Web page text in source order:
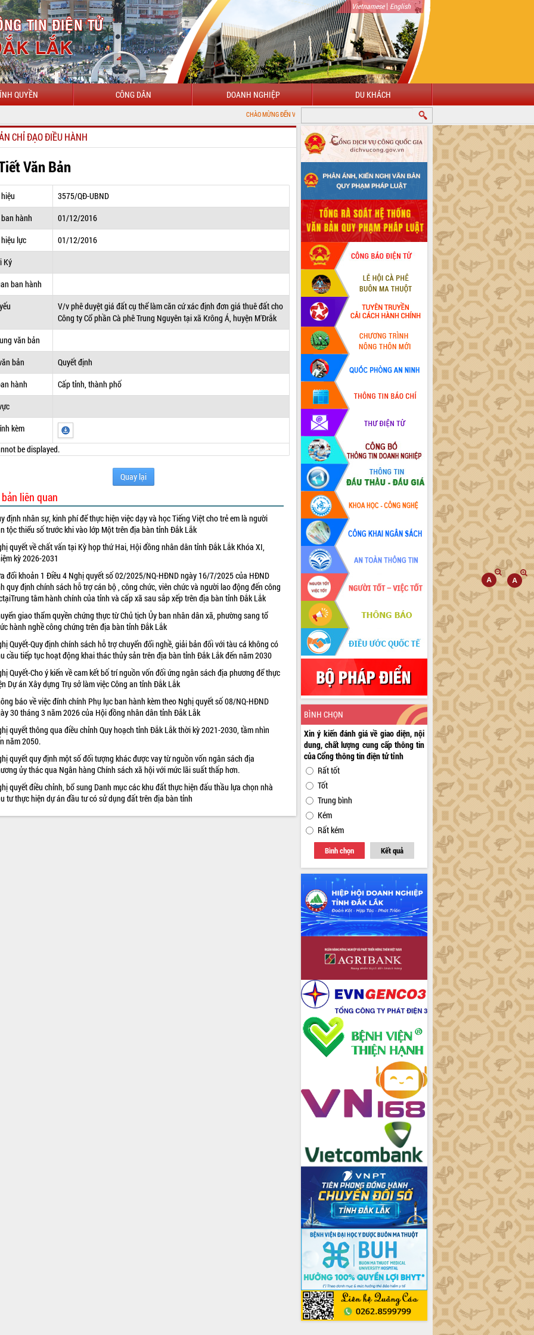
Vietnamese| English
QUYỀN CÔNG DÂN DOANH NGHIỆP DU KHÁCH
CHÀO MỪNG ĐẾN VỚI CỔNG THÔNG TIN ĐIỆN TỬ TỈNH ĐẮK LẮK
CHỈ ĐẠO ĐIỀU HÀNH
Văn Bản
3575/QĐ-UBND
hành
01/12/2016
lực
01/12/2016
Ký
ban hành
V/v phê duyệt giá đất cụ thể làm căn cứ xác định đơn giá thuê đất cho
Công ty Cổ phần Cà phê Trung Nguyên tại xã Krông Á, huyện M'Đrắk
văn bản
bản
Quyết định
hành
Cấp tỉnh, thành phố
kèm
be displayed.
Quay lại
liên quan
định nhân sự, kinh phí để thực hiện việc dạy và học Tiếng Việt cho trẻ em là người
tộc thiểu số trước khi vào lớp Một trên địa bàn tỉnh Đắk Lắk
quyết về chất vấn tại Kỳ họp thứ Hai, Hội đồng nhân dân tỉnh Đắk Lắk Khóa XI,
kỳ 2026-2031
đổi khoản 1 Điều 4 Nghị quyết số 02/2025/NQ-HĐND ngày 16/7/2025 của HĐND
quy định chính sách hỗ trợ cán bộ , công chức, viên chức và người lao động đến công
tâm hành chính của tỉnh và cấp xã sau sắp xếp trên địa bàn tỉnh Đắk Lắk
giao thẩm quyền chứng thực từ Chủ tịch Ủy ban nhân dân xã, phường sang tổ
hành nghề công chứng trên địa bàn tỉnh Đắk Lắk
Quyết-Quy định chính sách hỗ trợ chuyển đổi nghề, giải bản đối với tàu cá không có
cầu tiếp tục hoạt động khai thác thủy sản trên địa bàn tỉnh Đắk Lắk đến năm 2030
Quyết-Cho ý kiến về cam kết bố trí nguồn vốn đối ứng ngân sách địa phương để thực
Dự án Xây dựng Trụ sở làm việc Công an tỉnh Đắk Lắk
báo về việc đính chính Phụ lục ban hành kèm theo Nghị quyết số 08/NQ-HĐND
30 tháng 3 năm 2026 của Hội đồng nhân dân tỉnh Đắk Lắk
quyết thông qua điều chỉnh Quy hoạch tỉnh Đắk Lắk thời kỳ 2021-2030, tầm nhìn
năm 2050.
quyết quy định một số đối tượng khác được vay từ nguồn vốn ngân sách địa
ủy thác qua Ngân hàng Chính sách xã hội với mức lãi suất thấp hơn.
quyết điều chỉnh, bổ sung Danh mục các khu đất thực hiện đấu thầu lựa chọn nhà
tư thực hiện dự án đầu tư có sử dụng đất trên địa bàn tỉnh
BÌNH CHỌN
Xin ý kiến đánh giá về giao diện, nội
dung, chất lượng cung cấp thông tin
của Cổng thông tin điện tử tỉnh
Rất tốt
Tốt
Trung bình
Kém
Rất kém
Bình chọn Kết quả